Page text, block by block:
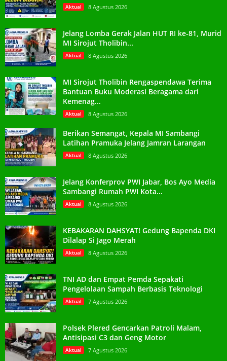
Aktual 8 Agustus 2026
Jelang Lomba Gerak Jalan HUT RI ke-81, Murid
MI Sirojut Tholibin...
Aktual 8 Agustus 2026
MI Sirojut Tholibin Rengaspendawa Terima
Bantuan Buku Moderasi Beragama dari
Kemenag...
Aktual 8 Agustus 2026
Berikan Semangat, Kepala MI Sambangi
Latihan Pramuka Jelang Jamran Larangan
Aktual 8 Agustus 2026
Jelang Konferprov PWI Jabar, Bos Ayo Media
Sambangi Rumah PWI Kota...
Aktual 8 Agustus 2026
KEBAKARAN DAHSYAT! Gedung Bapenda DKI
Dilalap Si Jago Merah
Aktual 8 Agustus 2026
TNI AD dan Empat Pemda Sepakati
Pengelolaan Sampah Berbasis Teknologi
Aktual 7 Agustus 2026
Polsek Plered Gencarkan Patroli Malam,
Antisipasi C3 dan Geng Motor
Aktual 7 Agustus 2026